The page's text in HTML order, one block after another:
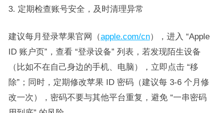
3. 定期检查账号安全，及时清理异常​
建议每月登录苹果官网（apple.com/cn），进入 “Apple
ID 账户页”，查看 “登录设备” 列表，若发现陌生设备
（比如不在自己身边的手机、电脑），立即点击 “移
除”；同时，定期修改苹果 ID 密码（建议每 3-6 个月修
改一次），密码不要与其他平台重复，避免 “一串密码